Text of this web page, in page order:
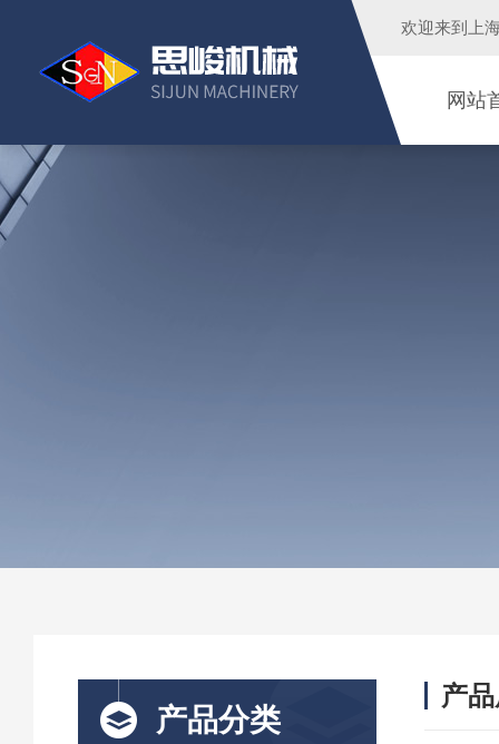
欢迎来到 上
网站
产品分类
产